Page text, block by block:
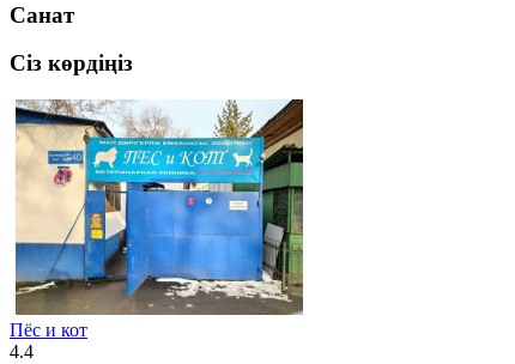
Санат
Сіз көрдіңіз
Пёс и кот
4.4